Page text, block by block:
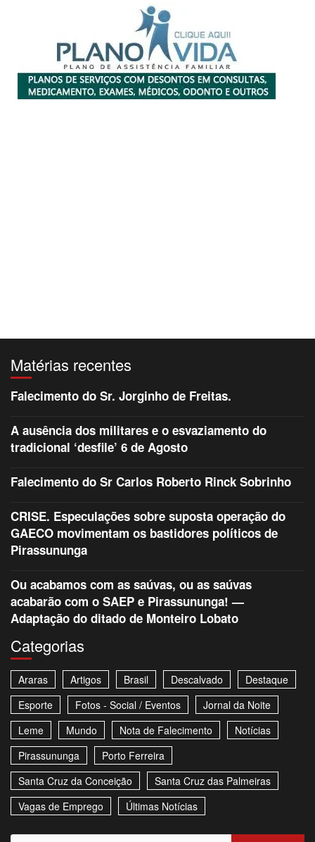
Matérias recentes
Falecimento do Sr. Jorginho de Freitas.
A ausência dos militares e o esvaziamento do
tradicional ‘desfile’ 6 de Agosto
Falecimento do Sr Carlos Roberto Rinck Sobrinho
CRISE. Especulações sobre suposta operação do
GAECO movimentam os bastidores políticos de
Pirassununga
Ou acabamos com as saúvas, ou as saúvas
acabarão com o SAEP e Pirassununga! —
Adaptação do ditado de Monteiro Lobato
Categorias
Araras Artigos Brasil Descalvado
Destaque
Esporte
Fotos - Social / Eventos
Jornal da Noite
Leme
Mundo Nota de Falecimento
Notícias
Pirassununga
Porto Ferreira
Santa Cruz da Conceição
Santa Cruz das Palmeiras
Vagas de Emprego
Últimas Notícias